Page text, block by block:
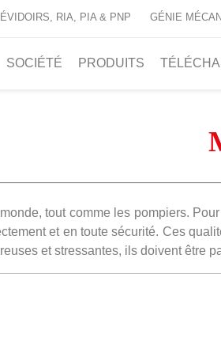
RIA, PIA & PNP GÉNIE
SOCIÉTÉ PRODUITS
tout comme les pompiers.
et en toute sécurité. Ces
et stressantes, ils doivent être